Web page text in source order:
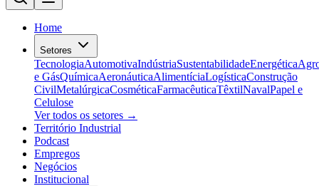
Home
Setores
TecnologiaAutomotivaIndústriaSustentabilidadeEnergética
e GásQuímicaAeronáuticaAlimentíciaLogísticaConstrução
CivilMetalúrgicaCosméticaFarmacêuticaTêxtilNavalPapel e
Celulose
Ver todos os setores →
Território Industrial
Podcast
Empregos
Negócios
Institucional